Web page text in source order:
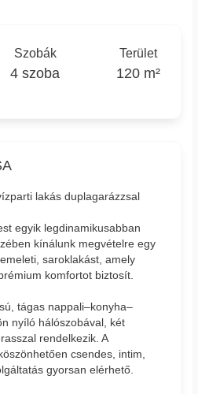
Szobák
4 szoba
Terület
120 m²
lakás duplagarázzsal
egyik legdinamikusabban
kínálunk megvételre egy
saroklakást, amely
komfortot biztosít.
tágas nappali–konyha–
nyíló hálószobával, két
rendelkezik. A
csendes, intim,
gyorsan elérhető.